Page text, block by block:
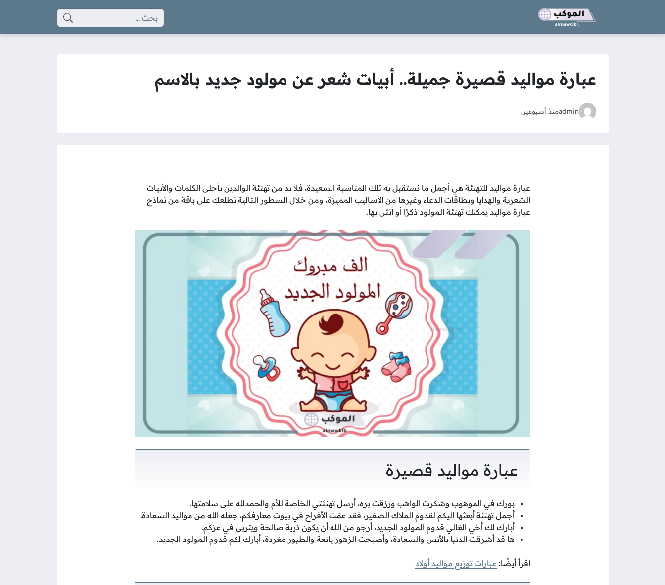
البحث عن:
عبارة مواليد قصيرة جميلة.. أبيات شعر عن مولود جديد بالاسم
adminمنذ أسبوعين
عبارة مواليد للتهنئة هي أجمل ما نستقبل به تلك المناسبة السعيدة، فلا بد من تهنئة الوالدين بأحلى الكلمات والأبيات
الشعرية والهدايا وبطاقات الدعاء وغيرها من الأساليب المميزة، ومن خلال السطور التالية نطلعك على باقة من نماذج
عبارة مواليد يمكنك تهنئة المولود ذكرًا أو أنثى بها.
عبارة مواليد قصيرة
بورك في الموهوب وشكرت الواهب ورزقت بره، أرسل تهنئتي الخاصة للأم والحمدلله على سلامتها.
أجمل تهنئة أبعثها إليكم لقدوم الملاك الصغير، فقد عمّت الأفراح في بيوت معارفكم، جعله الله من مواليد السعادة.
أبارك لك أخي الغالي قدوم المولود الجديد، أرجو من الله أن يكون ذرية صالحة ويتربى في عزكم.
ها قد أشرقت الدنيا بالأنس والسعادة، وأصبحت الزهور يانعة والطيور مغردة، أبارك لكم قدوم المولود الجديد.
اقرأ أيضًا: عبارات توزيع مواليد أولاد